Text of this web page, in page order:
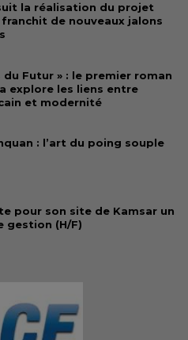
la réalisation du projet
de nouveaux jalons
du Futur » : le premier roman
explore les liens entre
et modernité
: l’art du poing souple
pour son site de Kamsar un
gestion (H/F)